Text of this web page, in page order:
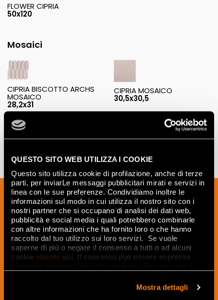
QUESTO SITO WEB UTILIZZA I COOKIE
Questo sito utilizza cookie di profilazione, anche di terze
parti, per inviarLe messaggi pubblicitari mirati e servizi in
linea con le sue preferenze. Condividiamo inoltre le
informazioni sul modo in cui utilizza il nostro sito con i
nostri partner che si occupano di analisi dei dati web,
pubblicità e social media i quali potrebbero combinarle
con altre informazioni che ha fornito loro o che hanno
raccolto dal tuo utilizzo sui loro servizi. Se vuole
saperne di più o negare il consenso a tutti o ad alcuni
cookie clicchi qui. Il consenso può essere espresso
Mostra dettagli
FLOWER CIPRIA
50x120
Mosaici
CIPRIA BISCOTTO ARCHS
MOSAICO
28,2x31
CIPRIA MOSAICO
30,5x30,5
Iscriviti alla nostra newsletter per essere
sempre aggiornato sulle novità e
ricevere idee, consigli e suggerimenti
del mondo della ceramica e dell’interior
design.